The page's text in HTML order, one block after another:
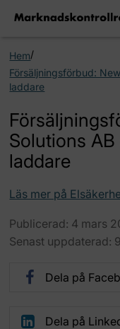
Hem/
Försäljningsförbud:
laddare
Solutions
laddare
Läs mer på
Publicerad: 4 mars
Senast uppdaterad:
Dela på
Dela på